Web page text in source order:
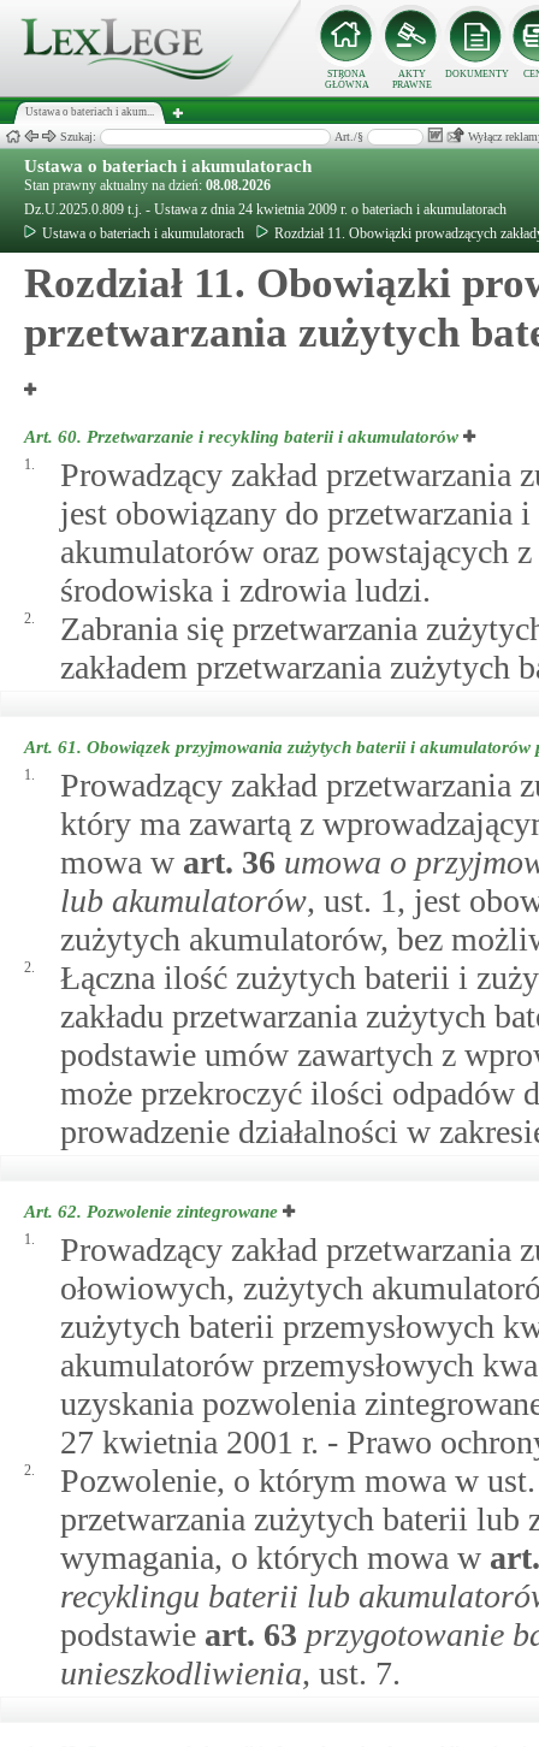
STRONA
GŁÓWNA
AKTY
PRAWNE
DOKUMENTY
Ustawa o bateriach i akum...
Szukaj: Art./§ Wyłącz
Ustawa o bateriach i akumulatorach
Stan prawny aktualny na dzień: 08.08.2026
Dz.U.2025.0.809 t.j. - Ustawa z dnia 24 kwietnia 2009 r. o bateriach i akumulatorach
Ustawa o bateriach i akumulatorach
Rozdział 11. Obowiązki prowadzących
Rozdział 11. Obowiązki
przetwarzania zużytych
Art. 60. Przetwarzanie i recykling baterii i akumulatorów
1.
Prowadzący zakład
jest obowiązany do
akumulatorów oraz powstających
środowiska i zdrowia ludzi.
2.
Zabrania się przetwarzania
zakładem przetwarzania
Art. 61. Obowiązek przyjmowania zużytych baterii i akumulatorów
1.
Prowadzący zakład
który ma zawartą z
mowa w art. 36 umowa o
lub akumulatorów, ust. 1, jest
zużytych akumulatorów, bez
2.
Łączna ilość zużytych baterii i
zakładu przetwarzania zużytych
podstawie umów zawartych z
może przekroczyć ilości odpadów
prowadzenie działalności w
Art. 62. Pozwolenie zintegrowane
1.
Prowadzący zakład
ołowiowych, zużytych
zużytych baterii przemysłowych
akumulatorów przemysłowych
uzyskania pozwolenia
27 kwietnia 2001 r. - Prawo
2.
Pozwolenie, o którym mowa w
przetwarzania zużytych baterii lub
wymagania, o których mowa w
recyklingu baterii lub
podstawie art. 63 przygotowanie
unieszkodliwienia, ust. 7.